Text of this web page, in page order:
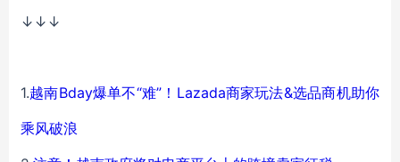
↓↓↓
1.越南Bday爆单不“难”！Lazada商家玩法&选品商机助你
乘风破浪